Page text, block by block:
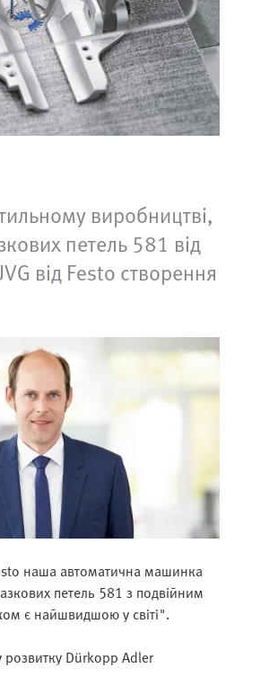
виробництві,
петель 581 від
від Festo створення
наша автоматична машинка
петель 581 з подвійним
є найшвидшою у світі".
розвитку Dürkopp Adler